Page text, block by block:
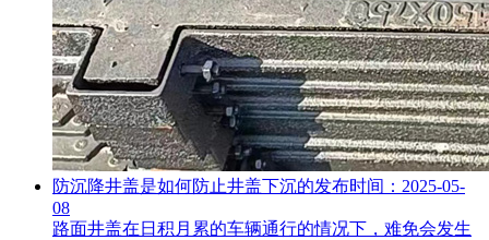
防沉降井盖是如何防止井盖下沉的发布时间：2025-05-
08
路面井盖在日积月累的车辆通行的情况下，难免会发生